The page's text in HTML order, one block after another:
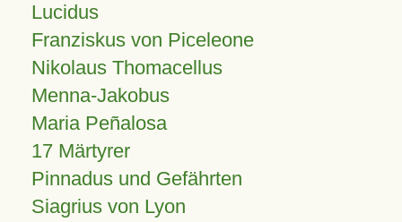
Lucidus
Franziskus von Piceleone
Nikolaus Thomacellus
Menna-Jakobus
Maria Peñalosa
17 Märtyrer
Pinnadus und Gefährten
Siagrius von Lyon